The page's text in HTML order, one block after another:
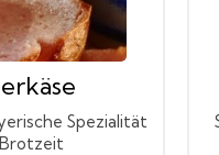
Spezialität